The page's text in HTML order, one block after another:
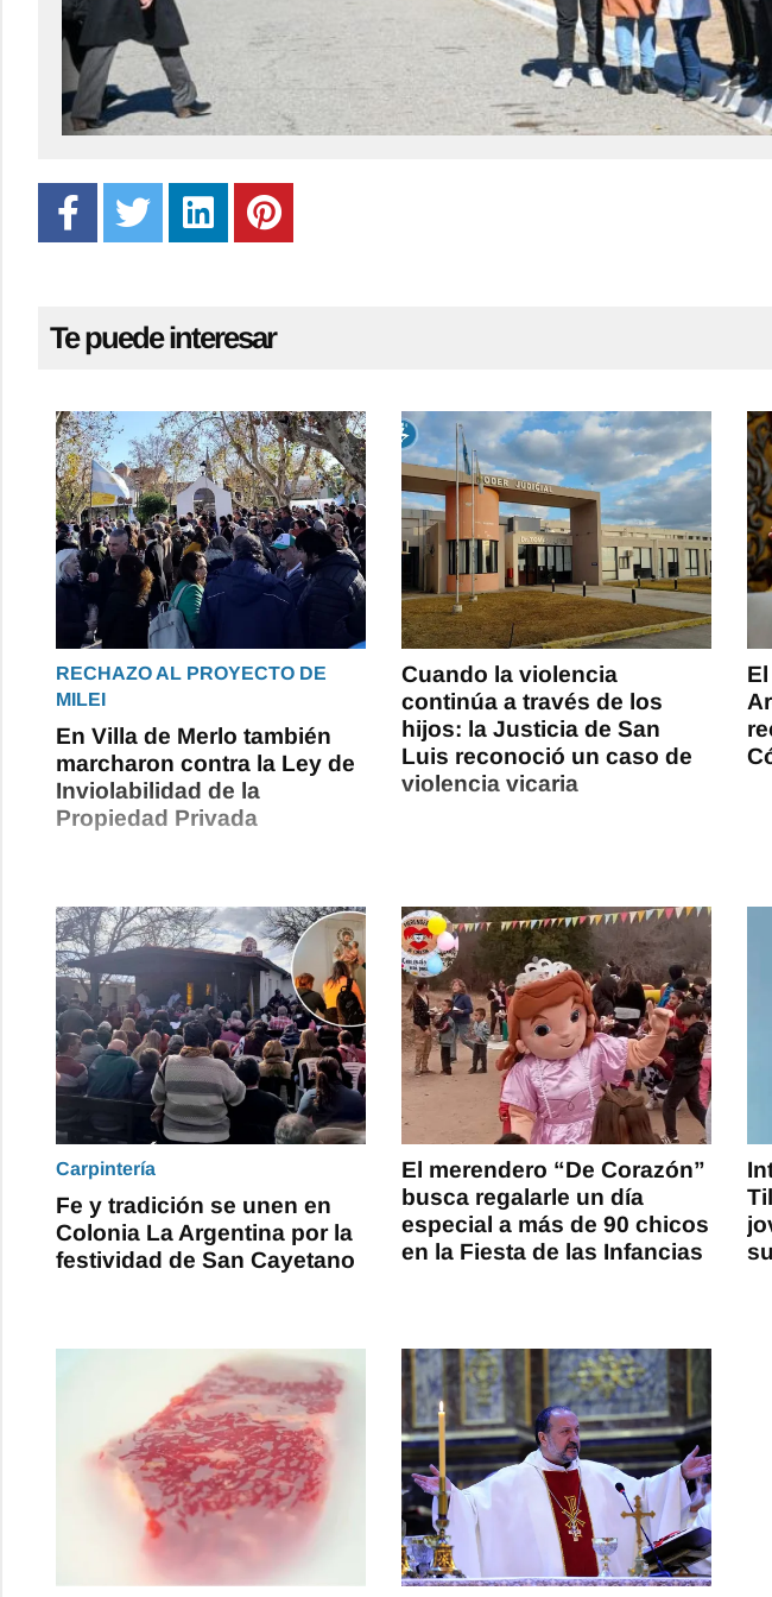
Te puede interesar
RECHAZO AL PROYECTO DE
MILEI
En Villa de Merlo también
marcharon contra la Ley de
Inviolabilidad de la
Propiedad Privada
Cuando la violencia
continúa a través de los
hijos: la Justicia de San
Luis reconoció un caso de
violencia vicaria
Carpintería
Fe y tradición se unen en
Colonia La Argentina por la
festividad de San Cayetano
El merendero “De Corazón”
busca regalarle un día
especial a más de 90 chicos
en la Fiesta de las Infancias